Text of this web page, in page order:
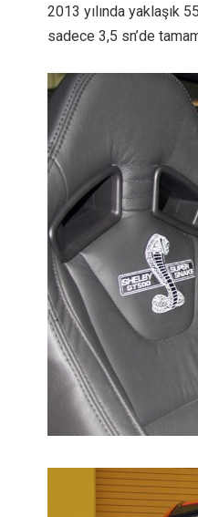
2013 yılında yaklaşık
sadece 3,5 sn’de